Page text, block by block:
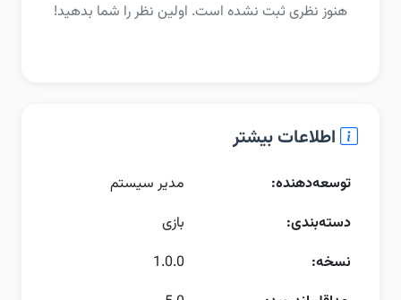
هنوز نظری ثبت نشده است. اولین نظر را شما بدهید!
اطلاعات بیشتر
توسعه‌دهنده:
مدیر سیستم
دسته‌بندی:
بازی
نسخه:
1.0.0